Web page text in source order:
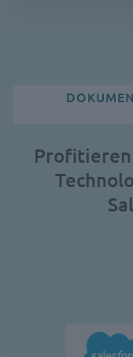
Profitieren